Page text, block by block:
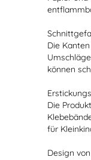
Die
können
Die
für
Design von